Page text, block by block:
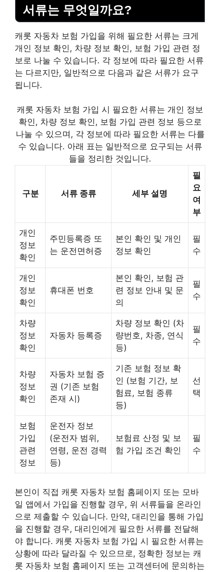
서류는 무엇일까요?
캐롯 자동차 보험 가입을 위해 필요한 서류는 크게
개인 정보 확인, 차량 정보 확인, 보험 가입 관련 정
보로 나눌 수 있습니다. 각 정보에 따라 필요한 서류
는 다르지만, 일반적으로 다음과 같은 서류가 요구
됩니다.
캐롯 자동차 보험 가입 시 필요한 서류는 개인 정보
확인, 차량 정보 확인, 보험 가입 관련 정보 등으로
나눌 수 있으며, 각 정보에 따라 필요한 서류는 다를
수 있습니다. 아래 표는 일반적으로 요구되는 서류
들을 정리한 것입니다.
구분 서류 종류 세부 설명
필
요
여
부
개인
정보
확인
주민등록증 또
는 운전면허증
본인 확인 및 개인
정보 확인
필
수
개인
정보
확인
휴대폰 번호
본인 확인, 보험 관
련 정보 안내 및 문
의
필
수
차량
정보
확인
자동차 등록증
차량 정보 확인 (차
량번호, 차종, 연식
등)
필
수
차량
정보
확인
자동차 보험 증
권 (기존 보험
존재 시)
기존 보험 정보 확
인 (보험 기간, 보
험료, 보험 종류
등)
선
택
보험
가입
관련
정보
운전자 정보
(운전자 범위,
연령, 운전 경력
등)
보험료 산정 및 보
험 가입 조건 확인
필
수
본인이 직접 캐롯 자동차 보험 홈페이지 또는 모바
일 앱에서 가입을 진행할 경우, 위 서류들을 온라인
으로 제출할 수 있습니다. 만약, 대리인을 통해 가입
을 진행할 경우, 대리인에게 필요한 서류를 전달해
야 합니다. 캐롯 자동차 보험 가입 시 필요한 서류는
상황에 따라 달라질 수 있으므로, 정확한 정보는 캐
롯 자동차 보험 홈페이지 또는 고객센터에 문의하는